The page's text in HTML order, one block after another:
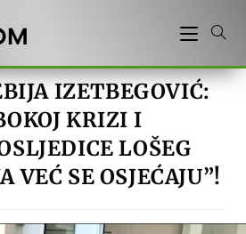
IZETBEGOVIĆ:
KRIZI I
LOŠEG
VEĆ SE OSJEĆAJU”!